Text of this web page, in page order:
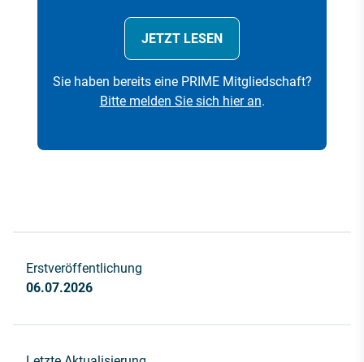
JETZT LESEN
Sie haben bereits eine PRIME Mitgliedschaft?
Bitte melden Sie sich hier an.
Erstveröffentlichung
06.07.2026